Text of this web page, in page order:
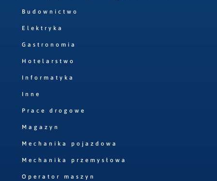
Budownictwo
Elektryka
Gastronomia
Hotelarstwo
Informatyka
Inne
Prace drogowe
Magazyn
Mechanika pojazdowa
Mechanika przemysłowa
Operator maszyn